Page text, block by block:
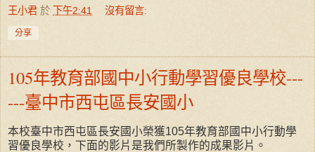
王小君 於 下午2:41 沒有留言:
分享
105年教育部國中小行動學習優良學校---
---臺中市西屯區長安國小
本校臺中市西屯區長安國小榮獲105年教育部國中小行動學
習優良學校，下面的影片是我們所製作的成果影片。